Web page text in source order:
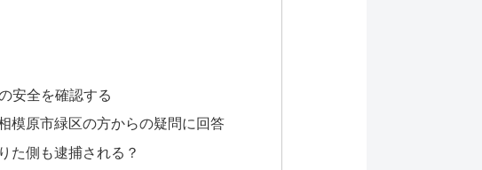
安全を確認する
模原市緑区の方からの疑問に回答
た側も逮捕される？